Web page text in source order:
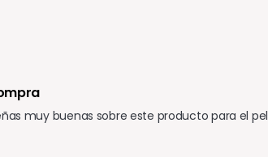
muy buenas sobre este producto para